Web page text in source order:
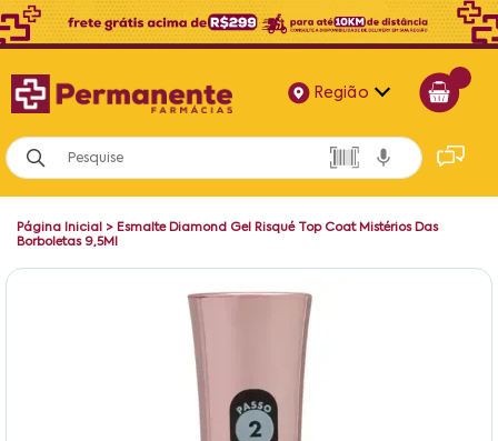
Região
Alagoas
Bahia
Página Inicial > Esmalte Diamond Gel Risqué Top Coat Mistérios Das
Borboletas 9,5Ml